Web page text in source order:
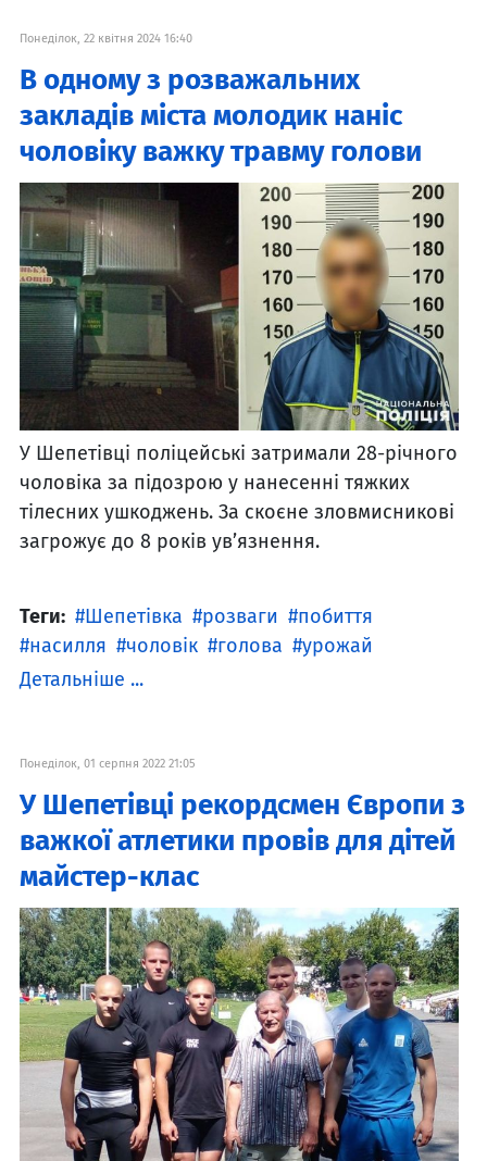
Понеділок, 22 квітня 2024 16:40
В одному з розважальних
закладів міста молодик наніс
чоловіку важку травму голови
У Шепетівці поліцейські затримали 28-річного
чоловіка за підозрою у нанесенні тяжких
тілесних ушкоджень. За скоєне зловмисникові
загрожує до 8 років ув’язнення.
Теги: Шепетівка розваги
побиття
насилля
чоловік голова
урожай
Детальніше ...
Понеділок, 01 серпня 2022 21:05
У Шепетівці рекордсмен Європи з
важкої атлетики провів для дітей
майстер-клас